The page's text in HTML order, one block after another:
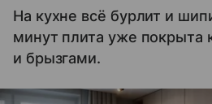
На кухне всё бурлит и
минут плита уже покрыта
и брызгами.